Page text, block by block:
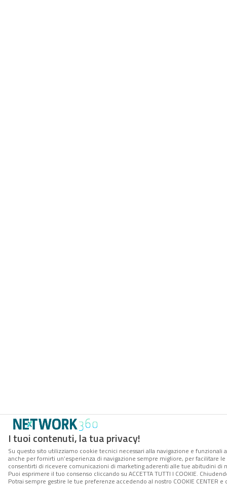
I tuoi contenuti, la tua privacy!
Su questo sito utilizziamo cookie tecnici necessari alla navigazione e funzionali
anche per fornirti un’esperienza di navigazione sempre migliore, per facilitare
consentirti di ricevere comunicazioni di marketing aderenti alle tue abitudini di
Puoi esprimere il tuo consenso cliccando su ACCETTA TUTTI I COOKIE.
Potrai sempre gestire le tue preferenze accedendo al nostro COOKIE CENTER